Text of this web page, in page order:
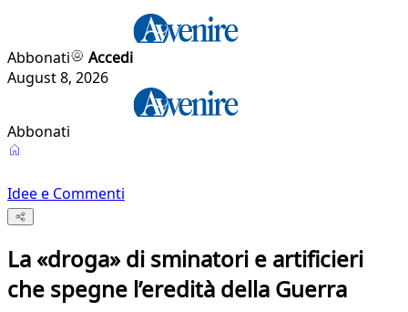
Abbonati
Accedi
August 8, 2026
Abbonati
Idee e Commenti
La «droga» di sminatori e artificieri
che spegne l’eredità della Guerra